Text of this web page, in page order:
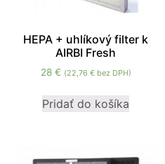
HEPA + uhlíkový filter k
AIRBI Fresh
28 € (22,76 €bez DPH)
Pridať do košíka